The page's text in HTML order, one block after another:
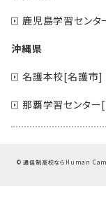
鹿児島学習セン
沖縄県
名護本校[名護市]
那覇学習センタ
©通信制高校ならHuman